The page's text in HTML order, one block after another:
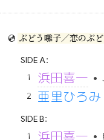
💿 ぶどう囃子／恋のぶ
SIDE A：
浜田喜一 •
亜里ひろみ
SIDE B：
浜田喜一 •